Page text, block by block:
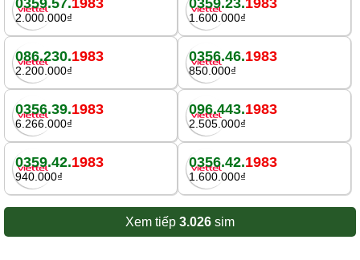
0359.57.1983
2.000.000₫
0359.23.1983
1.600.000₫
086.230.1983
2.200.000₫
0356.46.1983
850.000₫
0356.39.1983
6.266.000₫
096.443.1983
2.505.000₫
0359.42.1983
940.000₫
0356.42.1983
1.600.000₫
Xem tiếp 3.026 sim